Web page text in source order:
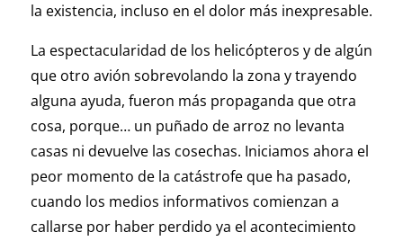
la existencia, incluso en el dolor más inexpresable.
La espectacularidad de los helicópteros y de algún
que otro avión sobrevolando la zona y trayendo
alguna ayuda, fueron más propaganda que otra
cosa, porque… un puñado de arroz no levanta
casas ni devuelve las cosechas. Iniciamos ahora el
peor momento de la catástrofe que ha pasado,
cuando los medios informativos comienzan a
callarse por haber perdido ya el acontecimiento